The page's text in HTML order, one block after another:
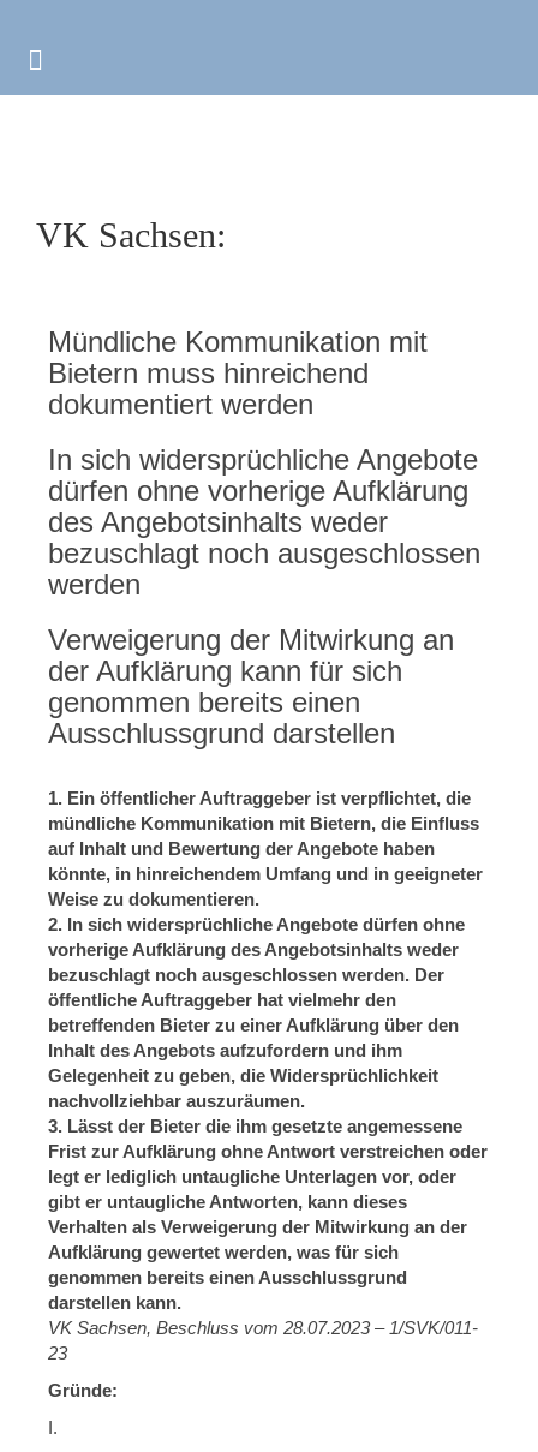
VK Sachsen:
Mündliche Kommunikation mit
Bietern muss hinreichend
dokumentiert werden
In sich widersprüchliche Angebote
dürfen ohne vorherige Aufklärung
des Angebotsinhalts weder
bezuschlagt noch ausgeschlossen
werden
Verweigerung der Mitwirkung an
der Aufklärung kann für sich
genommen bereits einen
Ausschlussgrund darstellen
1. Ein öffentlicher Auftraggeber ist verpflichtet, die
mündliche Kommunikation mit Bietern, die Einfluss
auf Inhalt und Bewertung der Angebote haben
könnte, in hinreichendem Umfang und in geeigneter
Weise zu dokumentieren.
2. In sich widersprüchliche Angebote dürfen ohne
vorherige Aufklärung des Angebotsinhalts weder
bezuschlagt noch ausgeschlossen werden. Der
öffentliche Auftraggeber hat vielmehr den
betreffenden Bieter zu einer Aufklärung über den
Inhalt des Angebots aufzufordern und ihm
Gelegenheit zu geben, die Widersprüchlichkeit
nachvollziehbar auszuräumen.
3. Lässt der Bieter die ihm gesetzte angemessene
Frist zur Aufklärung ohne Antwort verstreichen oder
legt er lediglich untaugliche Unterlagen vor, oder
gibt er untaugliche Antworten, kann dieses
Verhalten als Verweigerung der Mitwirkung an der
Aufklärung gewertet werden, was für sich
genommen bereits einen Ausschlussgrund
darstellen kann.
VK Sachsen, Beschluss vom 28.07.2023 – 1/SVK/011-
23
Gründe:
I.